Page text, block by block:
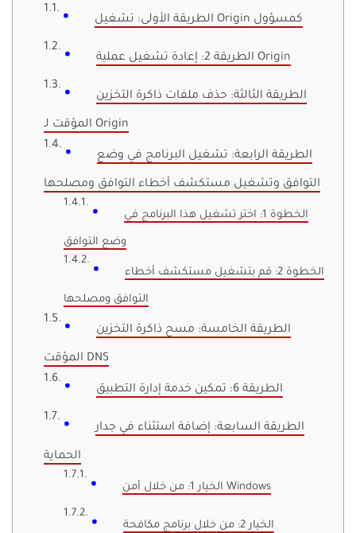
الطريقة الأولى: تشغيل Origin كمسؤول
الطريقة 2: إعادة تشغيل عملية Origin
الطريقة الثالثة: حذف ملفات ذاكرة التخزين
المؤقت لـ Origin
الطريقة الرابعة: تشغيل البرنامج في وضع
التوافق وتشغيل مستكشف أخطاء التوافق ومصلحها
الخطوة 1: اختر تشغيل هذا البرنامج في
وضع التوافق
الخطوة 2: قم بتشغيل مستكشف أخطاء
التوافق ومصلحها
الطريقة الخامسة: مسح ذاكرة التخزين
المؤقت DNS
الطريقة 6: تمكين خدمة إدارة التطبيق
الطريقة السابعة: إضافة استثناء في جدار
الحماية
الخيار 1: من خلال أمن Windows
الخيار 2: من خلال برنامج مكافحة